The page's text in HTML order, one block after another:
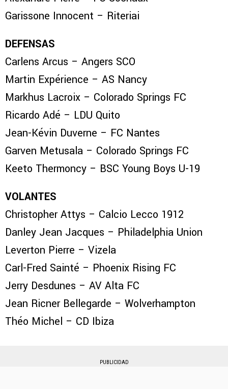
Garissone Innocent – Riteriai
DEFENSAS
Carlens Arcus – Angers SCO
Martin Expérience – AS Nancy
Markhus Lacroix – Colorado Springs FC
Ricardo Adé – LDU Quito
Jean-Kévin Duverne – FC Nantes
Garven Metusala – Colorado Springs FC
Keeto Thermoncy – BSC Young Boys U-19
VOLANTES
Christopher Attys – Calcio Lecco 1912
Danley Jean Jacques – Philadelphia Union
Leverton Pierre – Vizela
Carl-Fred Sainté – Phoenix Rising FC
Jerry Desdunes – AV Alta FC
Jean Ricner Bellegarde – Wolverhampton
Théo Michel – CD Ibiza
PUBLICIDAD